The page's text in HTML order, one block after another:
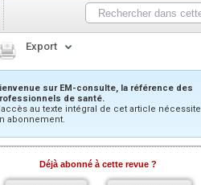
Export
sur EM-consulte, la référence des
de santé.
au texte intégral de cet article nécessite
abonnement.
Déjà abonné à cette revue ?